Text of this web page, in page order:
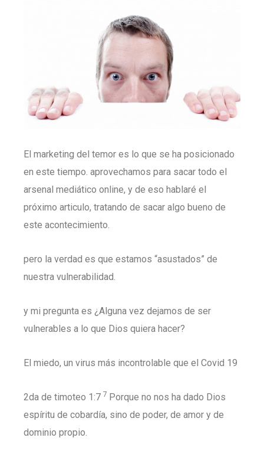
El marketing del temor es lo que se ha posicionado
en este tiempo. aprovechamos para sacar todo el
arsenal mediático online, y de eso hablaré el
próximo articulo, tratando de sacar algo bueno de
este acontecimiento.
pero la verdad es que estamos “asustados” de
nuestra vulnerabilidad.
y mi pregunta es ¿Alguna vez dejamos de ser
vulnerables a lo que Dios quiera hacer?
El miedo, un virus más incontrolable que el Covid 19
2da de timoteo 1:7 7 Porque no nos ha dado Dios
espíritu de cobardía, sino de poder, de amor y de
dominio propio.